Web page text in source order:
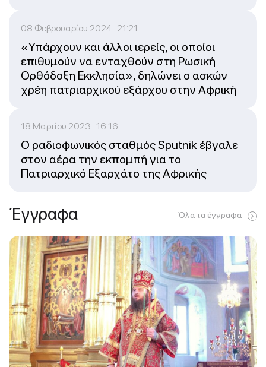
08 Φεβρουαρίου 2024 21:21
«Υπάρχουν και άλλοι ιερείς, οι οποίοι
επιθυμούν να ενταχθούν στη Ρωσική
Ορθόδοξη Εκκλησία», δηλώνει ο ασκών
χρέη πατριαρχικού εξάρχου στην Αφρική
18 Μαρτίου 2023 16:16
Ο ραδιοφωνικός σταθμός Sputnik έβγαλε
στον αέρα την εκπομπή για το
Πατριαρχικό Εξαρχάτο της Αφρικής
Έγγραφα Όλα τα έγγραφα